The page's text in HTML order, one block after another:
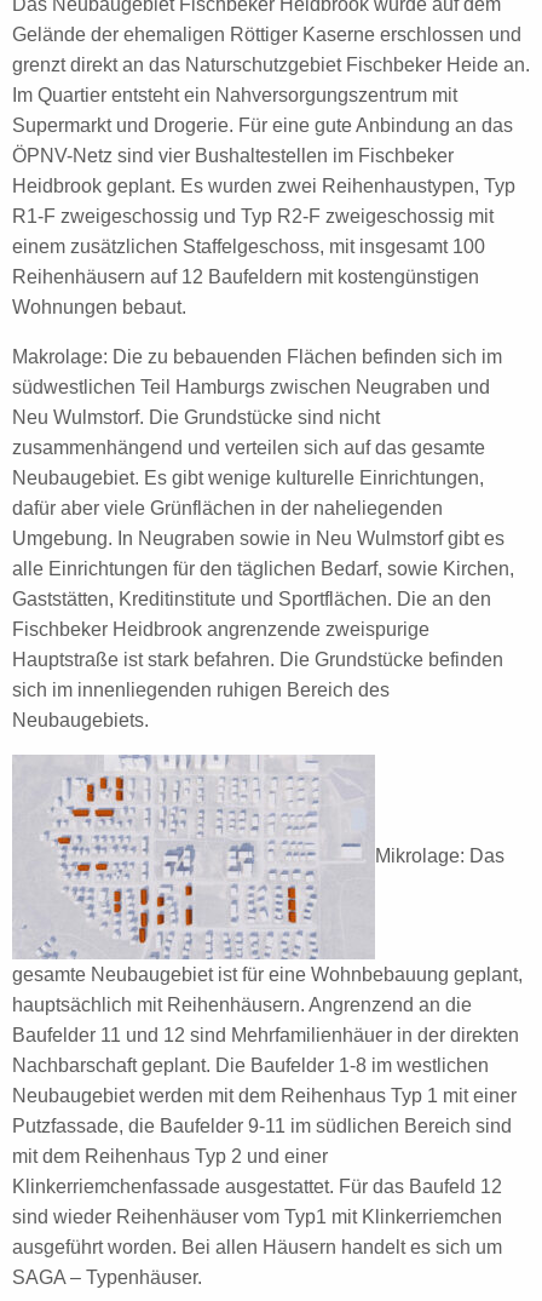
Das Neubaugebiet Fischbeker Heidbrook wurde auf dem
Gelände der ehemaligen Röttiger Kaserne erschlossen und
grenzt direkt an das Naturschutzgebiet Fischbeker Heide an.
Im Quartier entsteht ein Nahversorgungszentrum mit
Supermarkt und Drogerie. Für eine gute Anbindung an das
ÖPNV-Netz sind vier Bushaltestellen im Fischbeker
Heidbrook geplant. Es wurden zwei Reihenhaustypen, Typ
R1-F zweigeschossig und Typ R2-F zweigeschossig mit
einem zusätzlichen Staffelgeschoss, mit insgesamt 100
Reihenhäusern auf 12 Baufeldern mit kostengünstigen
Wohnungen bebaut.
Makrolage: Die zu bebauenden Flächen befinden sich im
südwestlichen Teil Hamburgs zwischen Neugraben und
Neu Wulmstorf. Die Grundstücke sind nicht
zusammenhängend und verteilen sich auf das gesamte
Neubaugebiet. Es gibt wenige kulturelle Einrichtungen,
dafür aber viele Grünflächen in der naheliegenden
Umgebung. In Neugraben sowie in Neu Wulmstorf gibt es
alle Einrichtungen für den täglichen Bedarf, sowie Kirchen,
Gaststätten, Kreditinstitute und Sportflächen. Die an den
Fischbeker Heidbrook angrenzende zweispurige
Hauptstraße ist stark befahren. Die Grundstücke befinden
sich im innenliegenden ruhigen Bereich des
Neubaugebiets.
Mikrolage: Das
gesamte Neubaugebiet ist für eine Wohnbebauung geplant,
hauptsächlich mit Reihenhäusern. Angrenzend an die
Baufelder 11 und 12 sind Mehrfamilienhäuer in der direkten
Nachbarschaft geplant. Die Baufelder 1-8 im westlichen
Neubaugebiet werden mit dem Reihenhaus Typ 1 mit einer
Putzfassade, die Baufelder 9-11 im südlichen Bereich sind
mit dem Reihenhaus Typ 2 und einer
Klinkerriemchenfassade ausgestattet. Für das Baufeld 12
sind wieder Reihenhäuser vom Typ1 mit Klinkerriemchen
ausgeführt worden. Bei allen Häusern handelt es sich um
SAGA – Typenhäuser.